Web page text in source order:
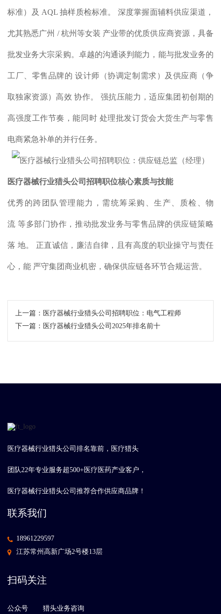
标准）及 AQL 抽样质检标准。 深度掌握面辅料供应渠道，
尤其熟悉广州 / 杭州等女装 产业带的优质供应商资源，具备
批发业务大宗采购。卓越的沟通谈判能力，能与批发业务的
工厂、零售品牌的 设计师（协调定制需求）及供应商（争
取独家资源）高效 协作。 强抗压能力，适应集团初创期的
高强度工作节奏，能同时 处理批发订货会大货生产与零售
电商紧急补单的并行任务。
医疗器械行业猎头公司招聘职位核心素质与技能
优秀的跨团队管理能力，需统筹采购、生产、质检、物
流 等多部门协作，推动批发业务与零售品牌的供应链策略
落 地。 正直诚信，廉洁自律，且有高度的职业操守与责任
心，能 严守集团商业机密，确保供应链各环节合规运营。
上一篇： 医疗器械行业猎头公司招聘职位：电气工程师
下一篇： 医疗器械行业猎头公司2025年排名前十
医疗器械行业猎头公司排名靠前，医疗猎头
团队22年专业服务超500+医疗医药产业客户，
医疗器械行业猎头公司推荐合作供应商品牌！
联系我们
18961229597
江苏常州高新广场2号楼13层
扫码关注
公众号 猎头业务咨询